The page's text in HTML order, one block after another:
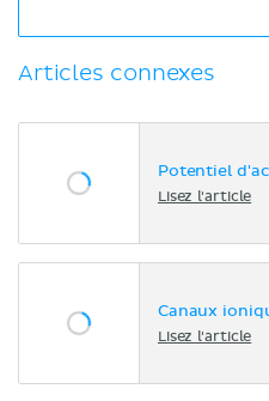
Articles connexes
Potentiel
Lisez l'article
Canaux
Lisez l'article